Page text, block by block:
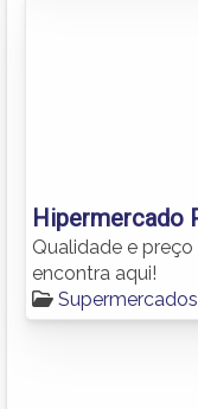
Hipermercado
Qualidade e
encontra aqui!